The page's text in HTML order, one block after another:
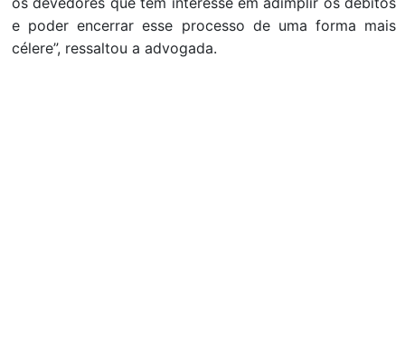
e poder encerrar esse processo de uma forma mais
célere”, ressaltou a advogada.